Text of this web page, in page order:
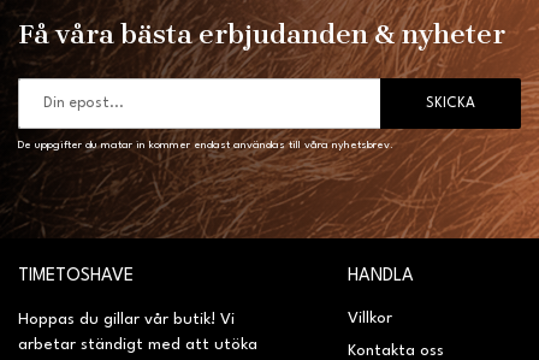
Få våra bästa erbjudanden & nyheter
SKICKA
De uppgifter du matar in kommer endast användas till våra nyhetsbrev.
TIMETOSHAVE
Hoppas du gillar vår butik! Vi
arbetar ständigt med att utöka
HANDLA
Villkor
Kontakta oss